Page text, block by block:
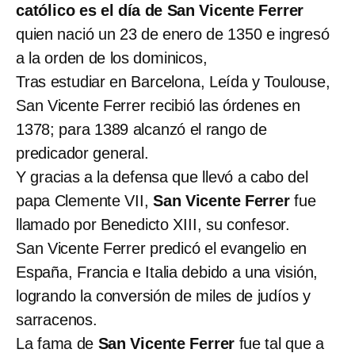
católico es el día de San Vicente Ferrer
quien nació un 23 de enero de 1350 e ingresó
a la orden de los dominicos,
Tras estudiar en Barcelona, Leída y Toulouse,
San Vicente Ferrer recibió las órdenes en
1378; para 1389 alcanzó el rango de
predicador general.
Y gracias a la defensa que llevó a cabo del
papa Clemente VII, San Vicente Ferrerfue
llamado por Benedicto XIII, su confesor.
San Vicente Ferrer predicó el evangelio en
España, Francia e Italia debido a una visión,
logrando la conversión de miles de judíos y
sarracenos.
La fama de San Vicente Ferrer fue tal que a